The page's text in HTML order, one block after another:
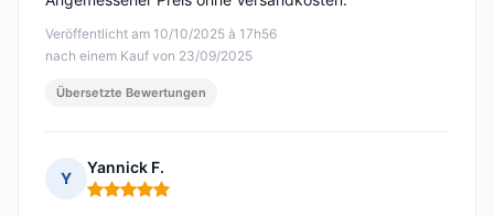
Veröffentlicht am 10/10/2025 à 17h56
nach einem Kauf von 23/09/2025
Übersetzte Bewertungen
Y
Yannick F.
Hinweis: 5 von 5